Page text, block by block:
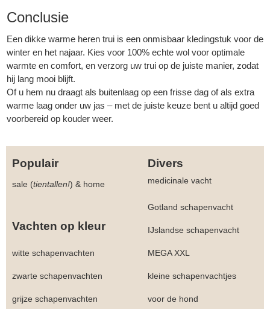
Conclusie
Een dikke warme heren trui is een onmisbaar kledingstuk voor de
winter en het najaar. Kies voor 100% echte wol voor optimale
warmte en comfort, en verzorg uw trui op de juiste manier, zodat
hij lang mooi blijft.
Of u hem nu draagt als buitenlaag op een frisse dag of als extra
warme laag onder uw jas – met de juiste keuze bent u altijd goed
voorbereid op kouder weer.
Populair Divers
sale (tientallen!) & home medicinale vacht
Gotland schapenvacht
Vachten op kleur IJslandse schapenvacht
witte schapenvachten MEGA XXL
zwarte schapenvachten kleine schapenvachtjes
grijze schapenvachten voor de hond